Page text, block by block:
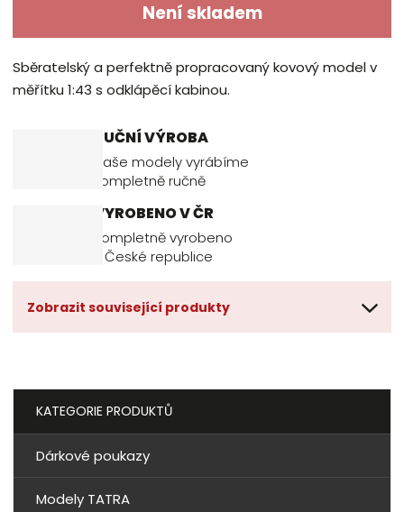
Není skladem
Sběratelský a perfektně propracovaný kovový model v
měřítku 1:43 s odklápěcí kabinou.
RUČNÍ VÝROBA
Naše modely vyrábíme
kompletně ručně
VYROBENO V ČR
Kompletně vyrobeno
v České republice
Zobrazit související produkty
KATEGORIE PRODUKTŮ
Dárkové poukazy
Modely TATRA